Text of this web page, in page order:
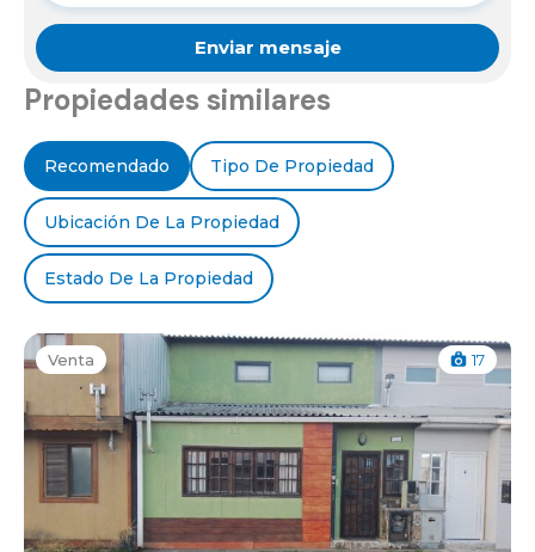
Propiedades similares
Recomendado Tipo De Propiedad
Ubicación De La Propiedad
Estado De La Propiedad
Venta 17